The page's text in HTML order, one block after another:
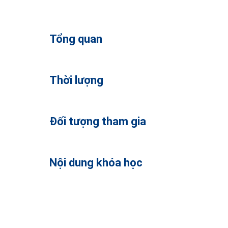
Tổng quan
Thời lượng
Đối tượng tham gia
Nội dung khóa học